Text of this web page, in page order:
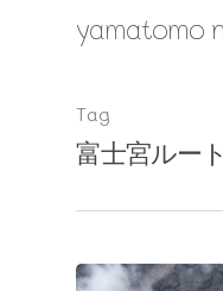
Hit enter to
yamatomo
Tag
富士宮ルート